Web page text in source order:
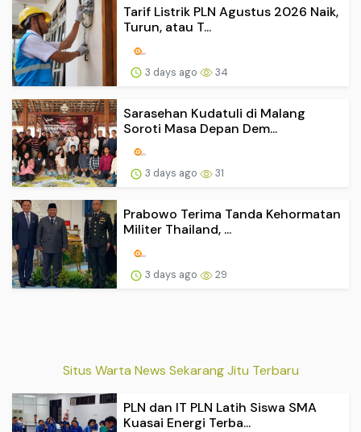
Tarif Listrik PLN Agustus 2026 Naik,
Turun, atau T...
3 days ago 34
Sarasehan Kudatuli di Malang
Soroti Masa Depan Dem...
3 days ago 31
Prabowo Terima Tanda Kehormatan
Militer Thailand, ...
3 days ago 29
Situs Warta News Sekarang Jitu Terbaru
PLN dan IT PLN Latih Siswa SMA
Kuasai Energi Terba...